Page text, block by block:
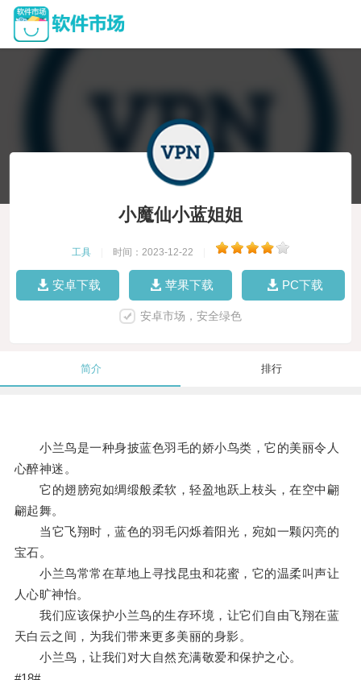
小魔仙小蓝姐姐
工具 时间：2023-12-22
安卓下载 苹果下载 PC下载
安卓市场，安全绿色
简介 排行
小兰鸟是一种身披蓝色羽毛的娇小鸟类，它的美丽令人
心醉神迷。
它的翅膀宛如绸缎般柔软，轻盈地跃上枝头，在空中翩
翩起舞。
当它飞翔时，蓝色的羽毛闪烁着阳光，宛如一颗闪亮的
宝石。
小兰鸟常常在草地上寻找昆虫和花蜜，它的温柔叫声让
人心旷神怡。
我们应该保护小兰鸟的生存环境，让它们自由飞翔在蓝
天白云之间，为我们带来更多美丽的身影。
小兰鸟，让我们对大自然充满敬爱和保护之心。